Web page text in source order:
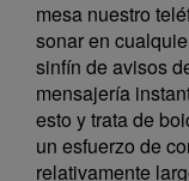
mesa nuestro
sonar en
sinfín de avisos
mensajería
esto y trata de
un esfuerzo de
relativamente